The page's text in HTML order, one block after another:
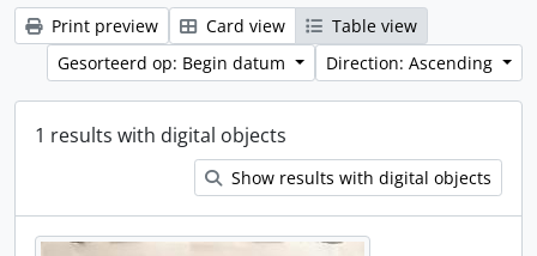
Print preview Card view
Table view
Gesorteerd op: Begin datum
Direction: Ascending
1 results with digital objects
Show results with digital objects